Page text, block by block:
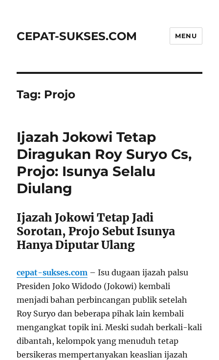
CEPAT-SUKSES.COM MENU
Tag: Projo
Ijazah Jokowi Tetap
Diragukan Roy Suryo Cs,
Projo: Isunya Selalu
Diulang
Ijazah Jokowi Tetap Jadi
Sorotan, Projo Sebut Isunya
Hanya Diputar Ulang
cepat-sukses.com – Isu dugaan ijazah palsu
Presiden Joko Widodo (Jokowi) kembali
menjadi bahan perbincangan publik setelah
Roy Suryo dan beberapa pihak lain kembali
mengangkat topik ini. Meski sudah berkali-kali
dibantah, kelompok yang menuduh tetap
bersikeras mempertanyakan keaslian ijazah